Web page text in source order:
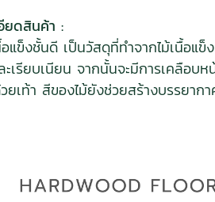
ยดสินค้า :
แข็งชั้นดี เป็นวัสดุที่ทำจากไม้เนื้อแ
เรียบเนียน จากนั้นจะมีการเคลือบ
เท้า สีของไม้ยังช่วยสร้างบรรยาก